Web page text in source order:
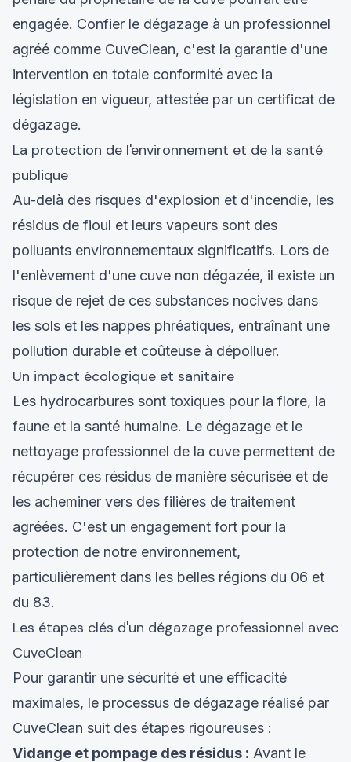
engagée. Confier le dégazage à un professionnel
agréé comme CuveClean, c'est la garantie d'une
intervention en totale conformité avec la
législation en vigueur, attestée par un certificat de
dégazage.
La protection de l'environnement et de la santé
publique
Au-delà des risques d'explosion et d'incendie, les
résidus de fioul et leurs vapeurs sont des
polluants environnementaux significatifs. Lors de
l'enlèvement d'une cuve non dégazée, il existe un
risque de rejet de ces substances nocives dans
les sols et les nappes phréatiques, entraînant une
pollution durable et coûteuse à dépolluer.
Un impact écologique et sanitaire
Les hydrocarbures sont toxiques pour la flore, la
faune et la santé humaine. Le dégazage et le
nettoyage professionnel de la cuve permettent de
récupérer ces résidus de manière sécurisée et de
les acheminer vers des filières de traitement
agréées. C'est un engagement fort pour la
protection de notre environnement,
particulièrement dans les belles régions du 06 et
du 83.
Les étapes clés d'un dégazage professionnel avec
CuveClean
Pour garantir une sécurité et une efficacité
maximales, le processus de dégazage réalisé par
CuveClean suit des étapes rigoureuses :
Vidange et pompage des résidus : Avant le